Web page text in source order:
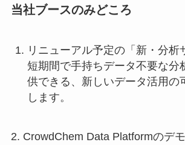
当社ブースのみどころ
リニューアル予定の「新・分析
短期間で手持ちデータ不要な分
供できる、新しいデータ活用の
します。
2. CrowdChem Data Platformのデ